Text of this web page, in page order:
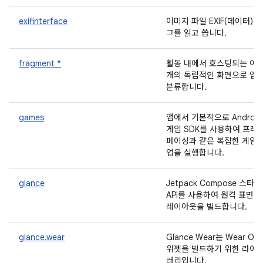
exifinterface
이미지 파일 EXIF(데이터) 태
그를 읽고 씁니다.
fragment *
활동 내에서 호스팅되는 여
개의 독립적인 화면으로 앱
분류합니다.
games
앱에서 기본적으로 Android
게임 SDK를 사용하여 프레
페이싱과 같은 복잡한 게임
업을 실행합니다.
glance
Jetpack Compose 스타일
API를 사용하여 원격 표면의
레이아웃을 빌드합니다.
glance.wear
Glance Wear는 Wear OS
위젯을 빌드하기 위한 라이
러리입니다.